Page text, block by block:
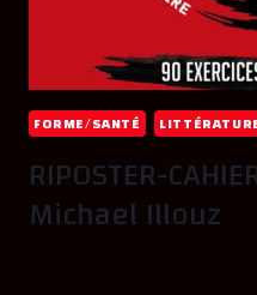
FORME/SANTÉ
RIPOSTER-
Michael Illouz